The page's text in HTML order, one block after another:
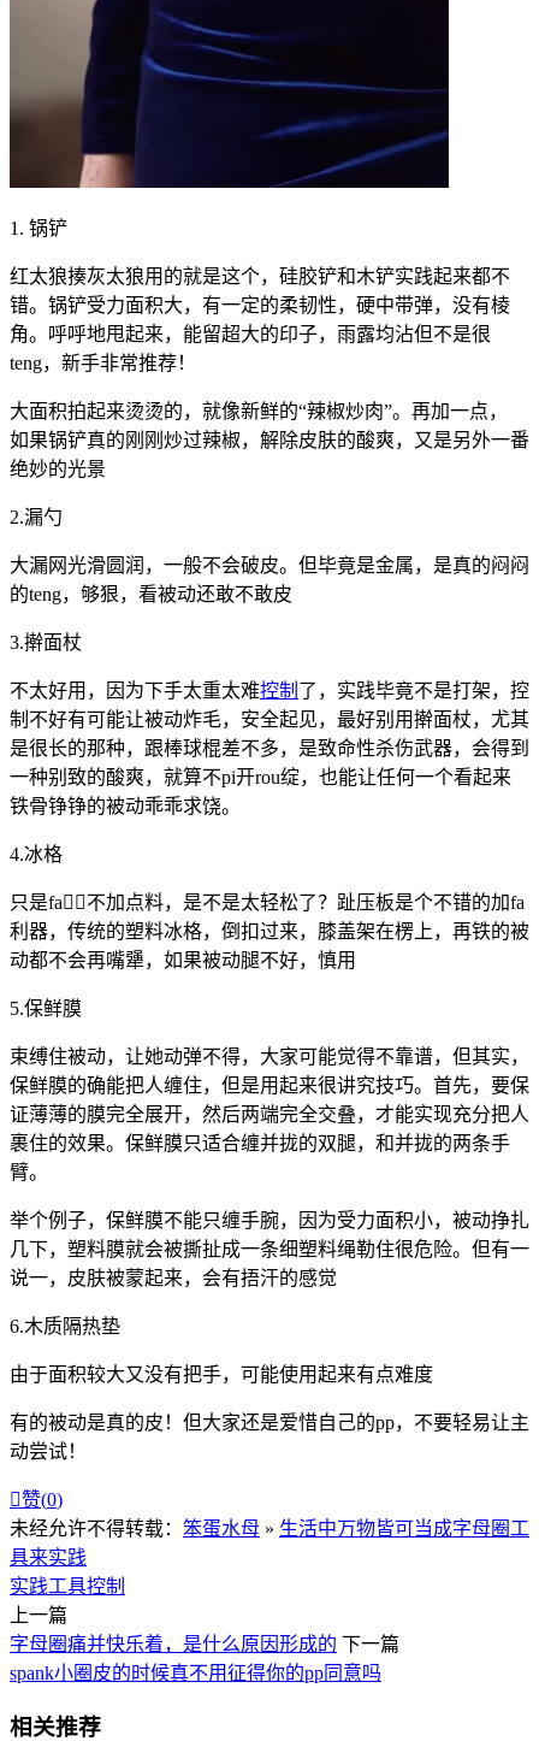
1. 锅铲
红太狼揍灰太狼用的就是这个，硅胶铲和木铲实践起来都不
错。锅铲受力面积大，有一定的柔韧性，硬中带弹，没有棱
角。呼呼地甩起来，能留超大的印子，雨露均沾但不是很
teng，新手非常推荐！
大面积拍起来烫烫的，就像新鲜的“辣椒炒肉”。再加一点，
如果锅铲真的刚刚炒过辣椒，解除皮肤的酸爽，又是另外一番
绝妙的光景
2.漏勺
大漏网光滑圆润，一般不会破皮。但毕竟是金属，是真的闷闷
的teng，够狠，看被动还敢不敢皮
3.擀面杖
不太好用，因为下手太重太难控制 了，实践毕竟不是打架，控
制不好有可能让被动炸毛，安全起见，最好别用擀面杖，尤其
是很长的那种，跟棒球棍差不多，是致命性杀伤武器，会得到
一种别致的酸爽，就算不pi开rou绽，也能让任何一个看起来
铁骨铮铮的被动乖乖求饶。
4.冰格
只是fa🧎‍♀️不加点料，是不是太轻松了？趾压板是个不错的加fa
利器，传统的塑料冰格，倒扣过来，膝盖架在楞上，再铁的被
动都不会再嘴犟，如果被动腿不好，慎用
5.保鲜膜
束缚住被动，让她动弹不得，大家可能觉得不靠谱，但其实，
保鲜膜的确能把人缠住，但是用起来很讲究技巧。首先，要保
证薄薄的膜完全展开，然后两端完全交叠，才能实现充分把人
裹住的效果。保鲜膜只适合缠并拢的双腿，和并拢的两条手
臂。
举个例子，保鲜膜不能只缠手腕，因为受力面积小，被动挣扎
几下，塑料膜就会被撕扯成一条细塑料绳勒住很危险。但有一
说一，皮肤被蒙起来，会有捂汗的感觉
6.木质隔热垫
由于面积较大又没有把手，可能使用起来有点难度
有的被动是真的皮！但大家还是爱惜自己的pp，不要轻易让主
动尝试！
赞(0)
未经允许不得转载： 笨蛋水母 » 生活中万物皆可当成字母圈工
具来实践
实践工具控制
上一篇
字母圈痛并快乐着，是什么原因形成的 下一篇
spank小圈皮的时候真不用征得你的pp同意吗
相关推荐